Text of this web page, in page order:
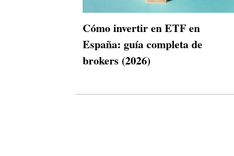
Cómo invertir en ETF en
España: guía completa de
brokers (2026)